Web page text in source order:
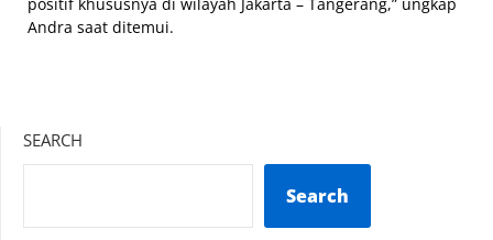
Andra saat ditemui.
SEARCH
Search